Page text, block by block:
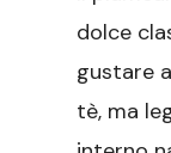
dolce
gustare
tè, ma